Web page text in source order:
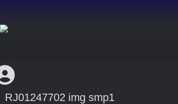
RJ01247702 img smp1